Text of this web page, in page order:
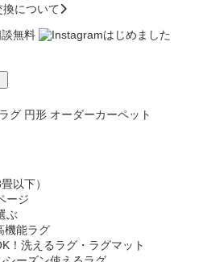
換について
ラグ 円形 オーダーカーペット
以下）
ージ
ぶ
機能ラグ
！洗えるラグ・ラグマット